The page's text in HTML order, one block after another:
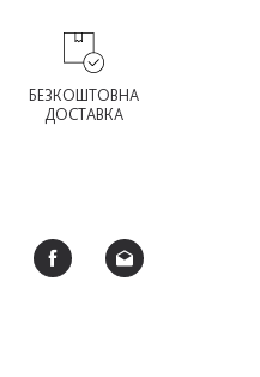
БЕЗКОШТОВНА
ДОСТАВКА